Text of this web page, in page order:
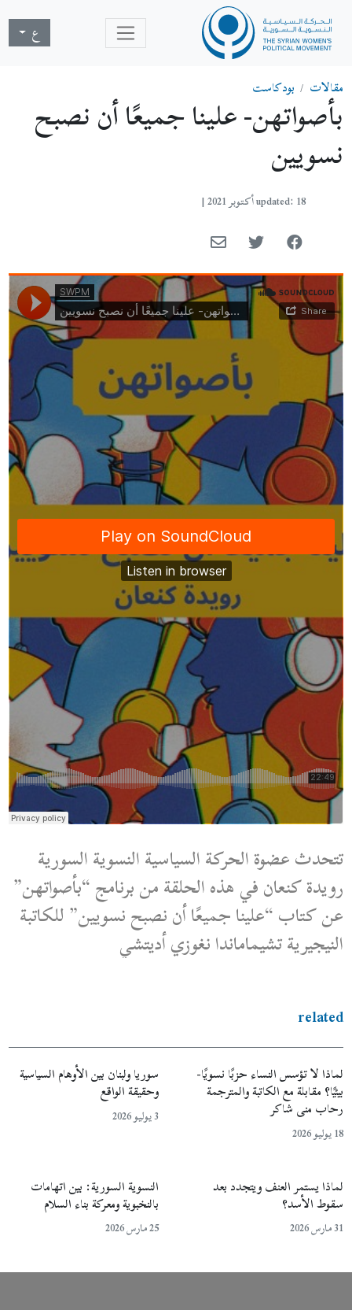
ع
مقالات بودكاست
بأصواتهن- علينا جميعًا أن نصبح
نسويين
updated: 18 أكتوبر 2021 |
تتحدث عضوة الحركة السياسية النسوية السورية
رويدة كنعان في هذه الحلقة من برنامج “بأصواتهن”
عن كتاب “علينا جميعًا أن نصبح نسويين” للكاتبة
النيجيرية تشيماماندا نغوزي أديتشي
related
لماذا لا تؤسس النساء حزبًا نسويًا-
بيئيًا؟ مقابلة مع الكاتبة والمترجمة
رحاب منى شاكر
18 يوليو 2026
سوريا ولبنان بين الأوهام السياسية
وحقيقة الواقع
لماذا يستمر العنف ويتجدد بعد
سقوط الأسد؟
31 مارس 2026
النسوية السورية: بين اتهامات
بالنخبوية ومعركة بناء السلام
25 مارس 2026